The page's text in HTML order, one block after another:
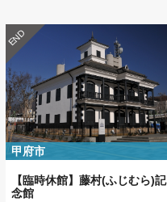
END
甲府市
【臨時休館】藤村(ふじむら)記
念館